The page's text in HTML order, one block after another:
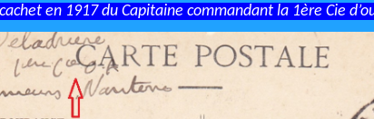
en 1917 du Capitaine commandant la 1ère Cie